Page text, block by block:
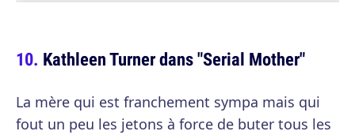
Kathleen Turner dans "Serial Mother"
La mère qui est franchement sympa mais qui
fout un peu les jetons à force de buter tous les